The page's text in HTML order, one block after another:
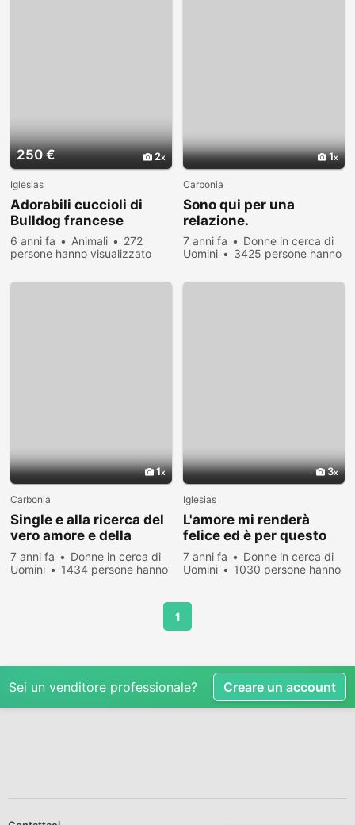
250 € 2
Iglesias
Adorabili cuccioli di
Bulldog francese
6 anni fa Animali
272
persone hanno visualizzato
1
Carbonia
Sono qui per una
relazione.
7 anni fa
Donne in cerca di
Uomini
3425 persone hanno
1
Carbonia
Single e alla ricerca del
vero amore e della
felicità.
7 anni fa
Donne in cerca di
Uomini
1434 persone hanno
3
Iglesias
L'amore mi renderà
felice ed è per questo
che sono qui
7 anni fa
Donne in cerca di
Uomini
1030 persone hanno
1
Sei un venditore professionale? Creare un account